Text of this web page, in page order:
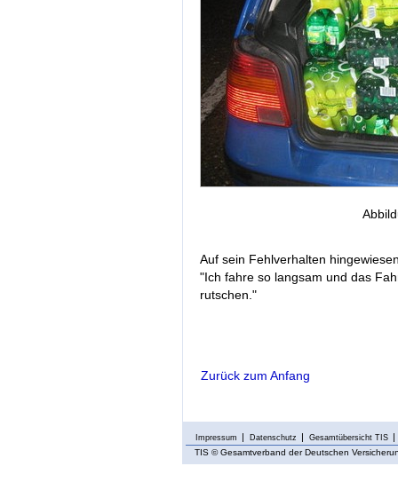
Auf sein Fehlverhalten
"Ich fahre so langsam und das
rutschen."
Zurück zum Anfang
Impressum Datenschutz Gesamtübersicht TIS
TIS © Gesamtverband der Deutschen